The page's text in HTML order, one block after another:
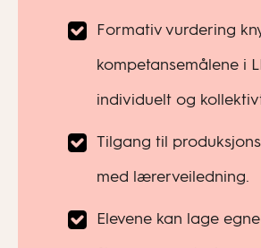
Formativ vurdering
kompetansemålene i
individuelt og
Tilgang til
med lærerveiledning.
Elevene kan lage